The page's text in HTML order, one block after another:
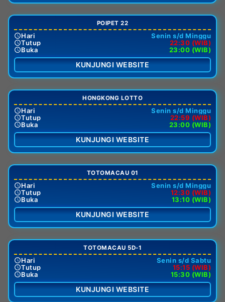
POIPET 22
Hari
Senin s/d Minggu
Tutup
22:30 (WIB)
Buka
23:00 (WIB)
KUNJUNGI WEBSITE
HONGKONG LOTTO
Hari
Senin s/d Minggu
Tutup
22:59 (WIB)
Buka
23:00 (WIB)
KUNJUNGI WEBSITE
TOTOMACAU 01
Hari
Senin s/d Minggu
Tutup
12:30 (WIB)
Buka
13:10 (WIB)
KUNJUNGI WEBSITE
TOTOMACAU 5D-1
Hari
Senin s/d Sabtu
Tutup
15:15 (WIB)
Buka
15:30 (WIB)
KUNJUNGI WEBSITE